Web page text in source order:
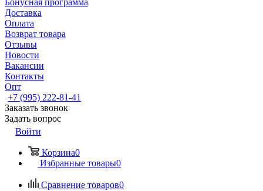
Бонусная программа
Доставка
Оплата
Возврат товара
Отзывы
Новости
Вакансии
Контакты
Опт
+7 (995) 222-81-41
Заказать звонок
Задать вопрос
Войти
Корзина0
Избранные товары0
Сравнение товаров0